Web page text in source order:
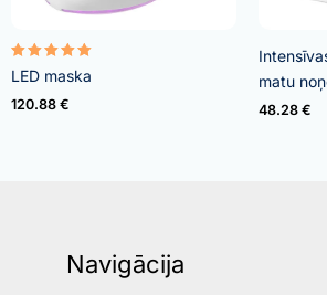
Rated
5.00
out of 5
LED maska
120.88 €
matu
48.28 €
Navigācija